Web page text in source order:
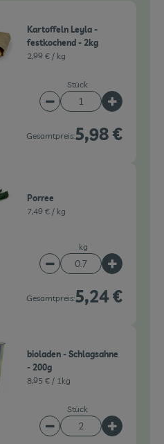
Kartoffeln Leyla -
festkochend - 2kg
2,99 € / kg
Stück
Artikelanzahl
Gesamtpreis:5,98 €
Porree
7,49 € / kg
kg
Artikelanzahl
Gesamtpreis:5,24 €
bioladen - Schlagsahne
- 200g
8,95 € / 1kg
Stück
Artikelanzahl